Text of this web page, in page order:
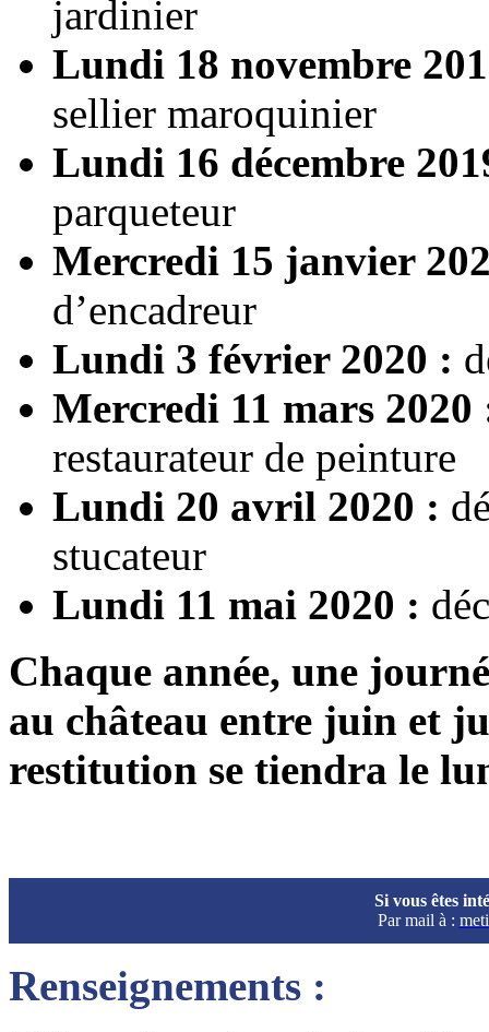
jardinier
Lundi 18 novembre
sellier maroquinier
Lundi 16 décembre
parqueteur
Mercredi 15 janvier
d’encadreur
Lundi 3 février 2020 :
Mercredi 11 mars
restaurateur de peinture
Lundi 20 avril 2020 :
stucateur
Lundi 11 mai 2020 :
Chaque année, une
au château entre juin et
restitution se tiendra le
Si vous êtes
Par mail à :
Renseignements :